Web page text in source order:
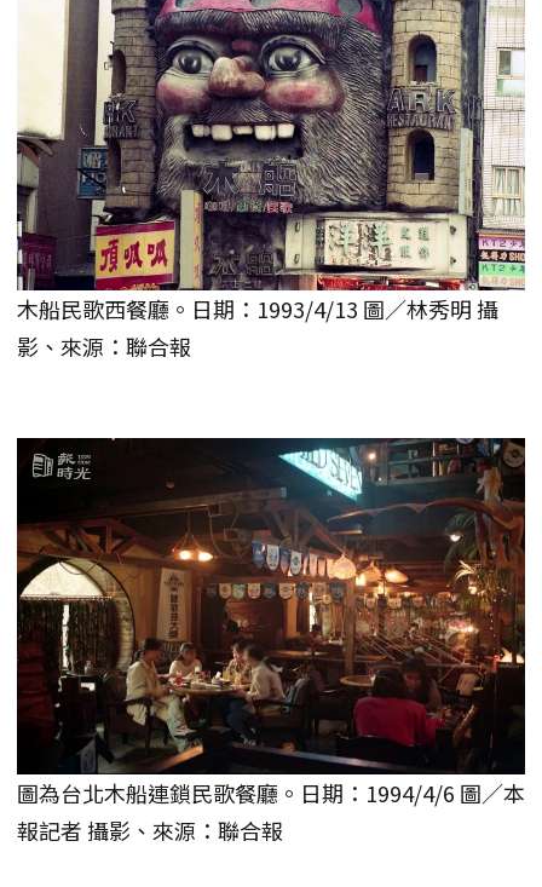
木船民歌西餐廳。日期：1993/4/13 圖／林秀明 攝
影、來源：聯合報
圖為台北木船連鎖民歌餐廳。日期：1994/4/6 圖／本
報記者 攝影、來源：聯合報